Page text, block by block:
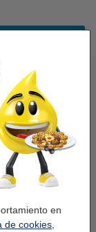
en
de cookies
Alcalinas Xtreme
- MN1500 - 24
€